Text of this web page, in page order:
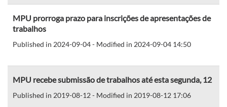
MPU prorroga prazo para inscrições de apresentações de
trabalhos
Published in 2024-09-04 - Modified in 2024-09-04 14:50
MPU recebe submissão de trabalhos até esta segunda, 12
Published in 2019-08-12 - Modified in 2019-08-12 17:06